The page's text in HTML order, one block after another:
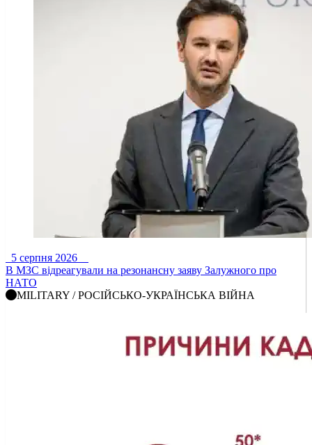
5 серпня 2026
В МЗС відреагували на резонансну заяву Залужного про
НАТО
MILITARY / РОСІЙСЬКО-УКРАЇНСЬКА ВІЙНА